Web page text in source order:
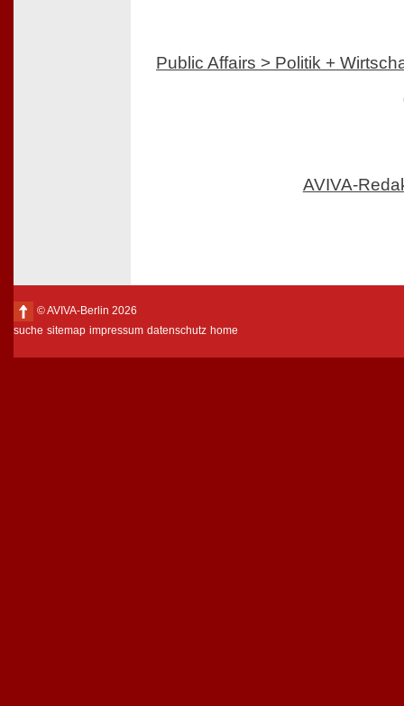
Public Affairs > Politik +
AVIVA-
© AVIVA-Berlin 2026
suche sitemap impressum datenschutz home